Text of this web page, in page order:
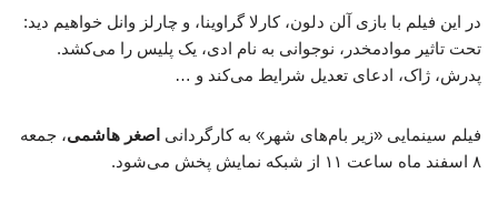
در این فیلم با بازی آلن دلون، کارلا گراوینا، و چارلز وانل خواهیم دید:
تحت تاثیر موادمخدر، نوجوانی به نام ادی، یک پلیس را می‌کشد.
پدرش، ژاک، ادعای تعدیل شرایط می‌کند و …
فیلم سینمایی «زیر بام‌های شهر» به کارگردانی اصغر هاشمی، جمعه
۸ اسفند ماه ساعت ۱۱ از شبکه نمایش پخش می‌شود.